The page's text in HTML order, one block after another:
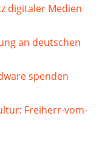
digitaler Medien
an deutschen
spenden
Freiherr-vom-